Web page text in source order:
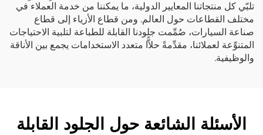
تلبّي كل منتجاتنا المعايير الدولية، ما يمكننا من خدمة العملاء في
مختلف القطاعات حول العالم. ومن قطاع الأزياء إلى قطاع
صناعة السيارات، صُمِّمت جلودنا القابلة للطباعة لتلبية الاحتياجات
المتنوِّعة لعملائنا، مقدِّمةً حلاًّا متعدد الاستخدامات يجمع بين الأناقة
والوظيفية.
الأسئلة الشائعة حول الجلود القابلة